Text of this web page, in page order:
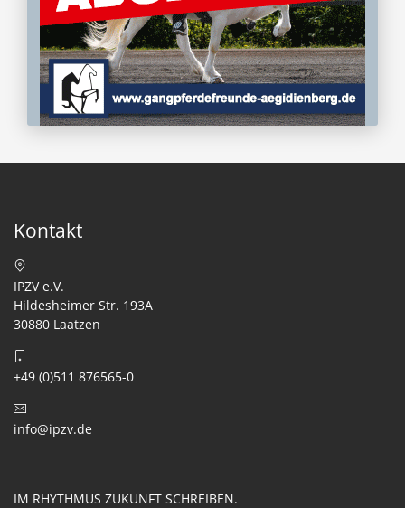
Kontakt
IPZV e.V.
Hildesheimer Str. 193A
30880 Laatzen
+49 (0)511 876565-0
info@ipzv.de
IM RHYTHMUS ZUKUNFT SCHREIBEN.